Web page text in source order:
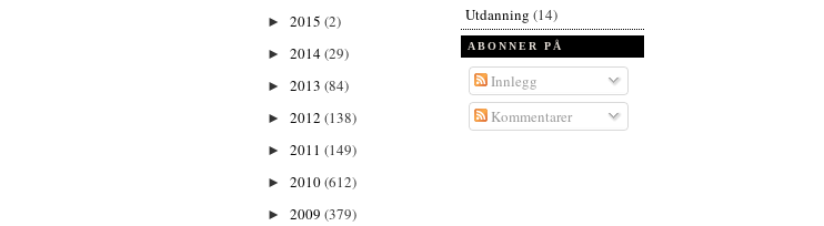
► 2015 (2)
► 2014(29)
► 2013 (84)
► 2012 (138)
► 2011 (149)
► 2010(612)
► 2009 (379)
Utdanning (14)
ABONNER PÅ
Innlegg
Kommentarer